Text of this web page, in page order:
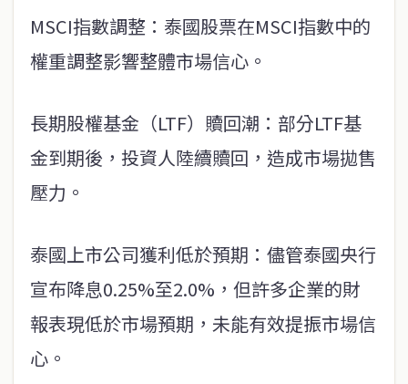
MSCI指數調整：泰國股票在MSCI指數中的
權重調整影響整體市場信心。
長期股權基金（LTF）贖回潮：部分LTF基
金到期後，投資人陸續贖回，造成市場拋售
壓力。
泰國上市公司獲利低於預期：儘管泰國央行
宣布降息0.25%至2.0%，但許多企業的財
報表現低於市場預期，未能有效提振市場信
心。